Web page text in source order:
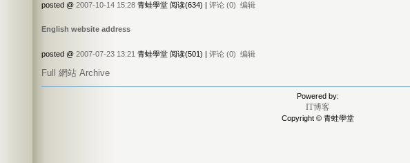
posted @ 2007-10-14 15:28 青蛙學堂 阅读(634) | 评论 (0) 编辑
English website address
posted @ 2007-07-23 13:21 青蛙學堂 阅读(501) | 评论 (0) 编辑
Full 網站 Archive
Powered by:
IT博客
Copyright © 青蛙學堂